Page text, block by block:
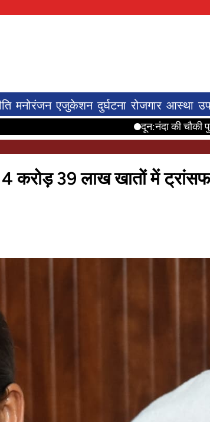
मनोरंजन एजुकेशन दुर्घटना रोजगार आस्था
दून:नंदा की चौकी पुल एप्रोच
करोड़ 39 लाख खातों में